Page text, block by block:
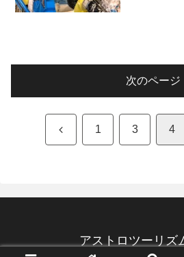
次のページ
前 1 3 4
アストロツーリズ